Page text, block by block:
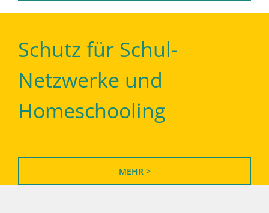
Schutz für Schul-
Netzwerke und
Homeschooling
MEHR >